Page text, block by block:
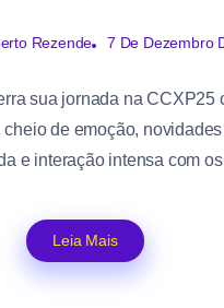
Rezende 7 De Dezembro
sua jornada na CCXP25
cheio de emoção,
e interação intensa com
Leia Mais